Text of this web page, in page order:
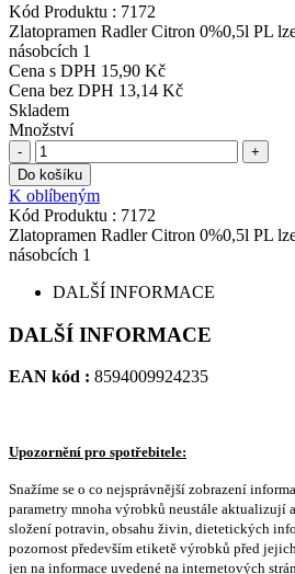
Kód Produktu : 7172
Zlatopramen Radler Citron 0%0,5l PL
násobcích 1
Cena s DPH 15,90 Kč
Cena bez DPH 13,14 Kč
Skladem
Množství
-
+
Do košíku
K oblíbeným
Kód Produktu : 7172
Zlatopramen Radler Citron 0%0,5l PL
násobcích 1
DALŠÍ INFORMACE
DALŠÍ INFORMACE
EAN kód : 8594009924235
Upozornění pro spotřebitele:
Snažíme se o co nejsprávnější zobrazení
parametry mnoha výrobků neustále aktualizují
složení potravin, obsahu živin, dietetických
pozornost především etiketě výrobků před
jen na informace uvedené na internetových